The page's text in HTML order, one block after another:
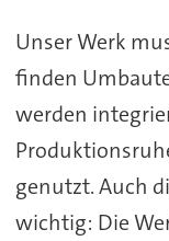
Unser Werk
finden
werden
genutzt. Auch
wichtig: Die